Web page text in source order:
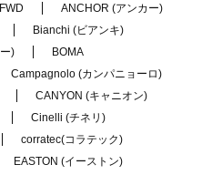
ANCHOR (アンカー)
Bianchi (ビアンキ)
)
BOMA
Campagnolo (カンパニョーロ)
CANYON (キャニオン)
Cinelli (チネリ)
corratec(コラテック)
EASTON (イーストン)